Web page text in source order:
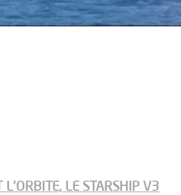
LE STARSHIP V3